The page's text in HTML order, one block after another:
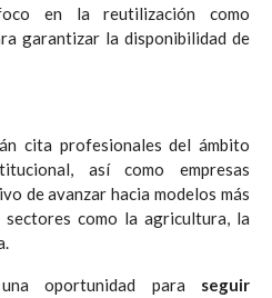
en la reutilización como
garantizar la disponibilidad de
cita profesionales del ámbito
así como empresas
de avanzar hacia modelos más
como la agricultura, la
oportunidad para seguir